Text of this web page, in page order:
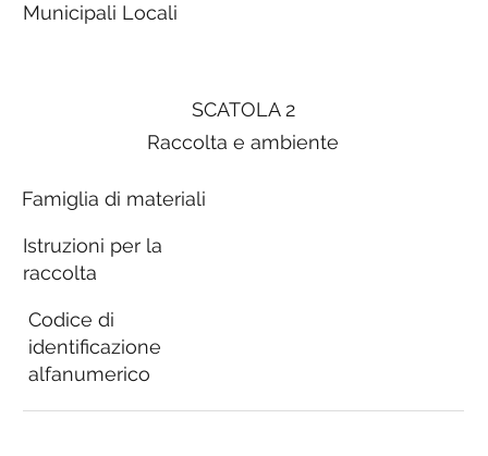
SCATOLA 2
Raccolta e ambiente
Famiglia di materiali
Istruzioni per la
raccolta
Codice di
identificazione
alfanumerico
Municipali Locali